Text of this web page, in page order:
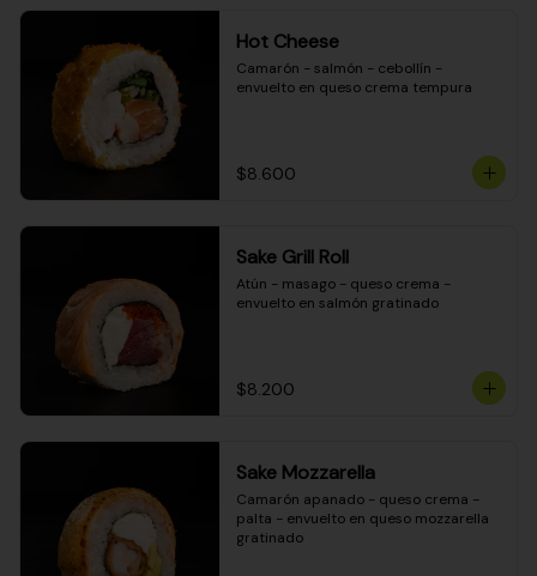
Hot Cheese
Camarón - salmón - cebollín -
envuelto en queso crema tempura
$8.600
Sake Grill Roll
Atún - masago - queso crema -
envuelto en salmón gratinado
$8.200
Sake Mozzarella
Camarón apanado - queso crema -
palta - envuelto en queso mozzarella
gratinado